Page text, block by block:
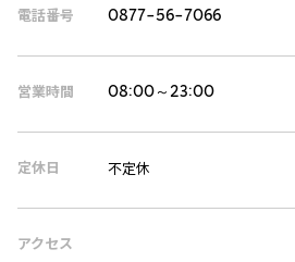
電話番号 0877-56-7066
営業時間 08:00～23:00
定休日 不定休
アクセス